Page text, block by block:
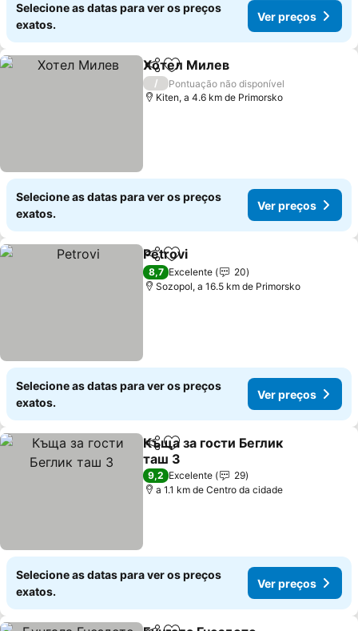
Selecione as datas para ver os preços
exatos.
Ver preços
PartilharAdicionar aos favoritos
Хотел Милев
/
Pontuação não disponível
Kiten, a 4.6 km de Primorsko
Selecione as datas para ver os preços
exatos.
Ver preços
PartilharAdicionar aos favoritos
Petrovi
8,7 Excelente
20
Sozopol, a 16.5 km de Primorsko
Selecione as datas para ver os preços
exatos.
Ver preços
PartilharAdicionar aos favoritos
Къща за гости Беглик
таш 3
9,2 Excelente
29
a 1.1 km de Centro da cidade
Selecione as datas para ver os preços
exatos.
Ver preços